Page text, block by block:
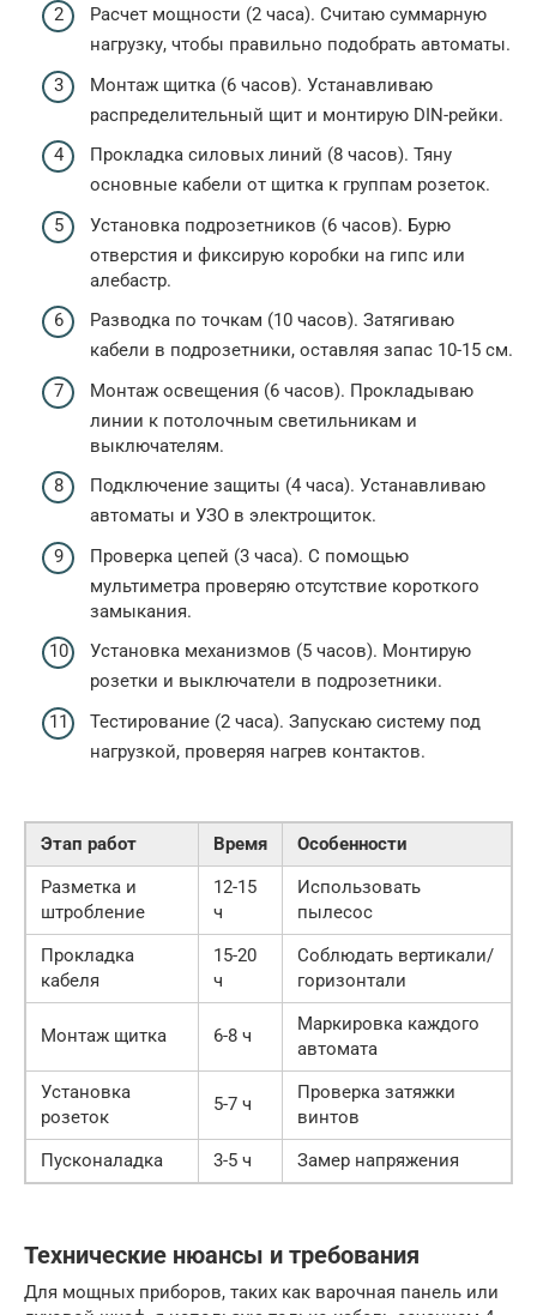
Расчет мощности (2 часа). Считаю суммарную
нагрузку, чтобы правильно подобрать автоматы.
Монтаж щитка (6 часов). Устанавливаю
распределительный щит и монтирую DIN-рейки.
Прокладка силовых линий (8 часов). Тяну
основные кабели от щитка к группам розеток.
Установка подрозетников (6 часов). Бурю
отверстия и фиксирую коробки на гипс или
алебастр.
Разводка по точкам (10 часов). Затягиваю
кабели в подрозетники, оставляя запас 10-15 см.
Монтаж освещения (6 часов). Прокладываю
линии к потолочным светильникам и
выключателям.
Подключение защиты (4 часа). Устанавливаю
автоматы и УЗО в электрощиток.
Проверка цепей (3 часа). С помощью
мультиметра проверяю отсутствие короткого
замыкания.
Установка механизмов (5 часов). Монтирую
розетки и выключатели в подрозетники.
Тестирование (2 часа). Запускаю систему под
нагрузкой, проверяя нагрев контактов.
Этап работ Время
Особенности
Разметка и
штробление
12-15
ч
Использовать
пылесос
Прокладка
кабеля
15-20
ч
Соблюдать вертикали/
горизонтали
Монтаж щитка 6-8 ч
Маркировка каждого
автомата
Установка
розеток
5-7 ч
Проверка затяжки
винтов
Пусконаладка
3-5 ч Замер напряжения
Технические нюансы и требования
Для мощных приборов, таких как варочная панель или